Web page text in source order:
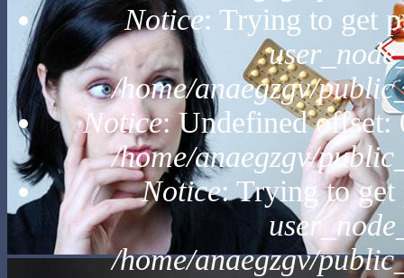
Notice: Trying to get
/home/anaegzgv/
Notice: Undefined
/home/anaegzgv/
Notice: Trying to get
/home/anaegzgv/